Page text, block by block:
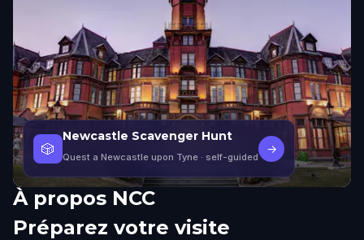
🎲
Newcastle Scavenger Hunt
Quest a Newcastle upon Tyne · self-guided
→
À propos NCC
Préparez votre visite